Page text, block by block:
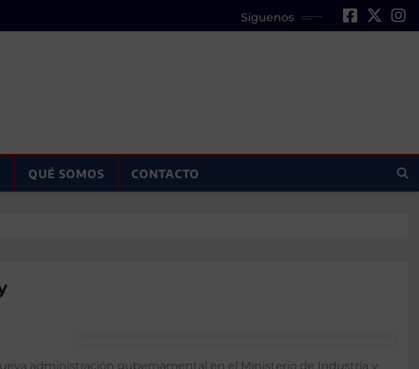
Síguenos
QUÉ SOMOS CONTACTO
administración gubernamental en el Ministerio de Industria y